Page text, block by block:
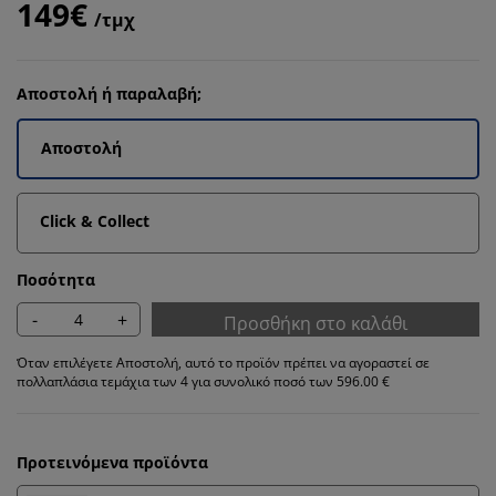
149€ /τμχ
Αποστολή ή παραλαβή;
Αποστολή
Click & Collect
Ποσότητα
- + Προσθήκη στο καλάθι
Όταν επιλέγετε Αποστολή, αυτό το προϊόν πρέπει να αγοραστεί σε
πολλαπλάσια τεμάχια των 4 για συνολικό ποσό των 596.00 €
Προτεινόμενα προϊόντα